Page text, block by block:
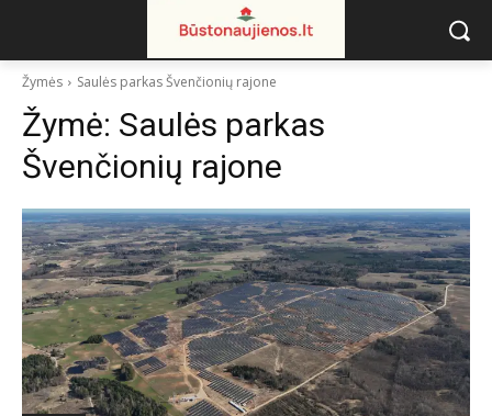
Žymės Saulės parkas Švenčionių rajone
Žymė: Saulės parkas
Švenčionių rajone